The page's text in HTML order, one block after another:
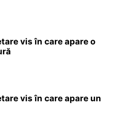
vis în care apare o
vis în care apare un